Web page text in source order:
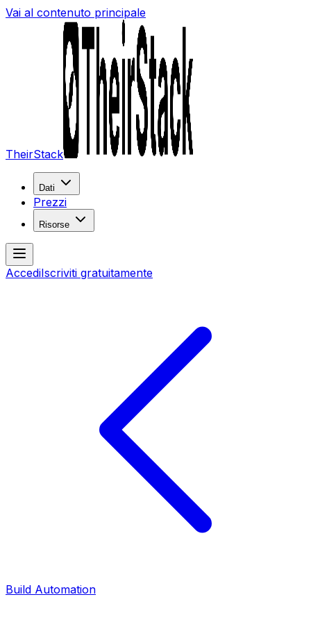
Vai al contenuto principale
TheirStack
Dati
Prezzi
Risorse
AccediIscriviti gratuitamente
Build Automation